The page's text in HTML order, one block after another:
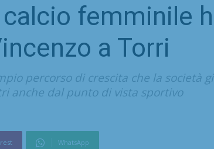
femminile
a Torri
percorso di crescita che la società
anche dal punto di vista sportivo
WhatsApp